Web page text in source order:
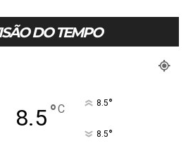
DO TEMPO
8.5°C 8.5°
8.5°